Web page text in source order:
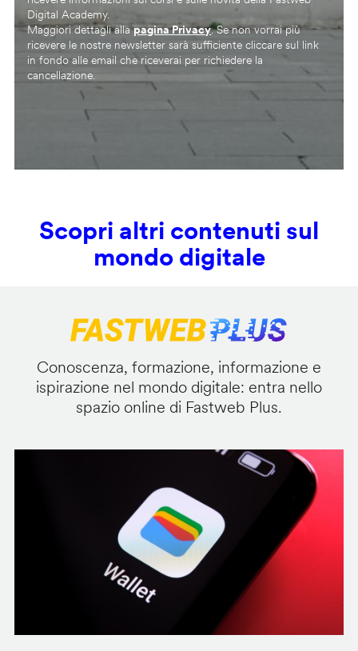
Digital Academy.
Maggiori dettagli allapagina Privacy. Se non vorrai più
ricevere le nostre newsletter sarà sufficiente cliccare sul link
in fondo alle email che riceverai per richiedere la
cancellazione.
Scopri altri contenuti sul
mondo digitale
Conoscenza, formazione, informazione e
ispirazione nel mondo digitale: entra nello
spazio online di Fastweb Plus.